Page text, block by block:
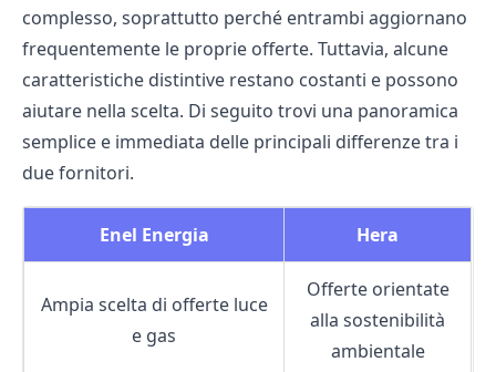
complesso, soprattutto perché entrambi aggiornano
frequentemente le proprie offerte. Tuttavia, alcune
caratteristiche distintive restano costanti e possono
aiutare nella scelta. Di seguito trovi una panoramica
semplice e immediata delle principali differenze tra i
due fornitori.
Enel Energia Hera
Ampia scelta di offerte luce
e gas
Offerte orientate
alla sostenibilità
ambientale